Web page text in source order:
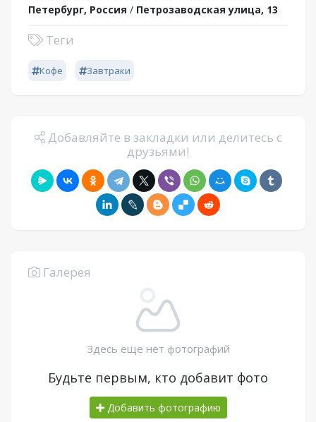
Петербург, Россия / Петрозаводская улица, 13
Теги
Кофе Завтраки
Добавляйте в закладки или делитесь с
друзьями!
Галерея
Здесь еще нет фотографий
Будьте первым, кто добавит фото
Добавить фотографию